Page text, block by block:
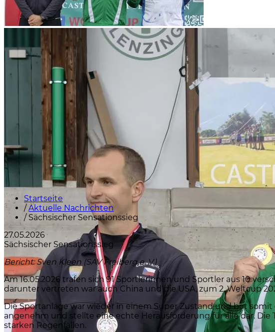
Startseite
/ Aktuelle Nachrichten
/ Sächsischer Sensationssieg
27.05.2026
Sächsischer Sensationssieg
Bericht: Sven Kleen (SAV Freiberg e. V.)
Am 16.05.2026 trafen sich 91 Sportlerinnen und Sportler aus 10
darunter vertreten war auch China und die USA, zum 2. Weltcup
Die Sportanlage war wieder in einem Super Zustand und bot
angenehm und stellte eine echte Herausforderung für alle dar.
starken Regenfällen.